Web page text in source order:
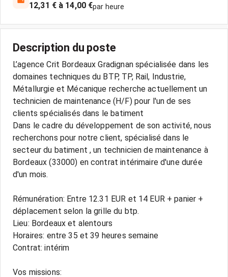
12,31 € à 14,00 €par heure
Description du poste
L’agence Crit Bordeaux Gradignan spécialisée dans les
domaines techniques du BTP, TP, Rail, Industrie,
Métallurgie et Mécanique recherche actuellement un
technicien de maintenance (H/F) pour l'un de ses
clients spécialisés dans le batiment
Dans le cadre du développement de son activité, nous
recherchons pour notre client, spécialisé dans le
secteur du batiment , un technicien de maintenance à
Bordeaux (33000) en contrat intérimaire d'une durée
d'un mois.
Rémunération: Entre 12.31 EUR et 14 EUR + panier +
déplacement selon la grille du btp.
Lieu: Bordeaux et alentours
Horaires: entre 35 et 39 heures semaine
Contrat: intérim
Vos missions: